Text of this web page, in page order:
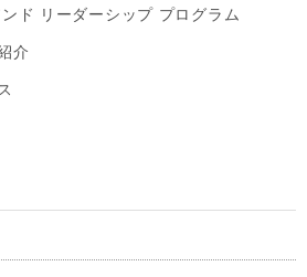
ド リーダーシップ プログラム
介